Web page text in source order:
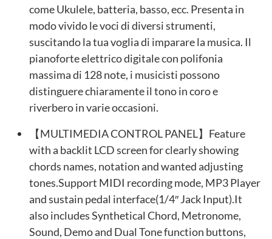
come Ukulele, batteria, basso, ecc. Presenta in
modo vivido le voci di diversi strumenti,
suscitando la tua voglia di imparare la musica. Il
pianoforte elettrico digitale con polifonia
massima di 128 note, i musicisti possono
distinguere chiaramente il tono in coro e
riverbero in varie occasioni.
【MULTIMEDIA CONTROL PANEL】Feature
with a backlit LCD screen for clearly showing
chords names, notation and wanted adjusting
tones.Support MIDI recording mode, MP3 Player
and sustain pedal interface(1/4″ Jack Input).It
also includes Synthetical Chord, Metronome,
Sound, Demo and Dual Tone function buttons,